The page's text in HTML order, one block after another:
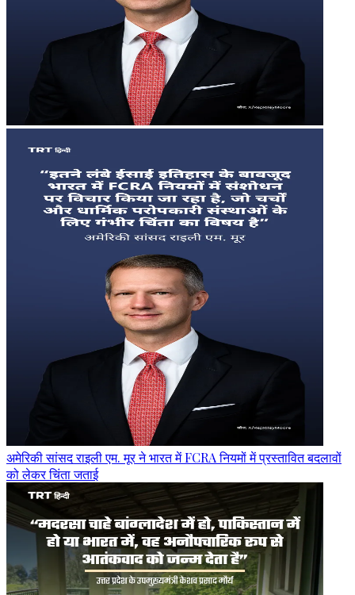
अमेरिकी सांसद राइली एम. मूर ने भारत में FCRA नियमों में प्रस्तावित बदलावों
को लेकर चिंता जताई